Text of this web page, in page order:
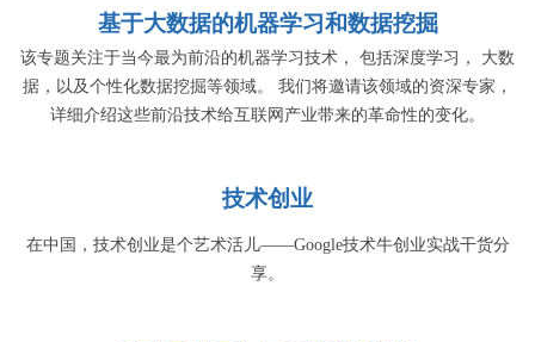
基于大数据的机器学习和数据挖掘
该专题关注于当今最为前沿的机器学习技术， 包括深度学习， 大数
据，以及个性化数据挖掘等领域。 我们将邀请该领域的资深专家，
详细介绍这些前沿技术给互联网产业带来的革命性的变化。
技术创业
在中国，技术创业是个艺术活儿——Google技术牛创业实战干货分
享。